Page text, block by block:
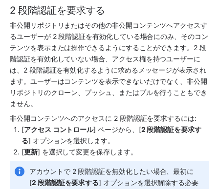
2 段階認証を要求する
非公開リポジトリまたはその他の非公開コンテンツへアクセスす
るユーザーが 2 段階認証を有効化している場合にのみ、そのコン
テンツを表示または操作できるようにすることができます。2 段
階認証を有効化していない場合、アクセス権を持つユーザーに
は、2 段階認証を有効化するように求めるメッセージが表示され
ます。ユーザーはコンテンツを表示できないだけでなく、非公開
リポジトリのクローン、プッシュ、またはプルを行うこともでき
ません。
非公開コンテンツへのアクセスに 2 段階認証を要求するには:
[アクセス コントロール] ページから、[2 段階認証を要求す
る] オプションを選択します。
[更新] を選択して変更を保存します。
アカウントで 2 段階認証を無効化したい場合、最初に
[2 段階認証を要求する] オプションを選択解除する必要